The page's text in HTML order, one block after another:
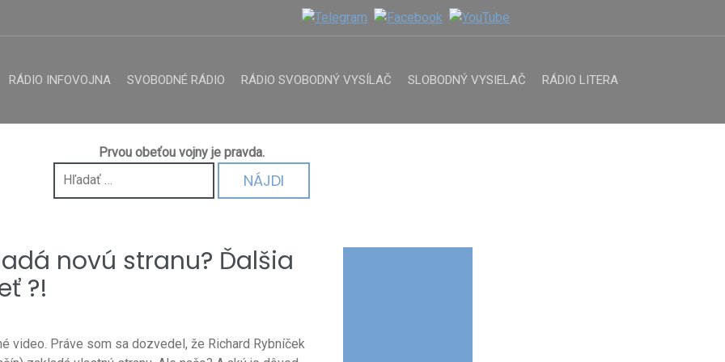
RÁDIO INFOVOJNA SVOBODNÉ RÁDIO RÁDIO SVOBODNÝ VYSÍLAČ SLOBODNÝ VYSIELAČ RÁDIO LITERA
Prvou obeťou vojny je pravda.
Hľadať:
novú stranu? Ďalšia
?!
video. Práve som sa dozvedel, že Richard Rybníček